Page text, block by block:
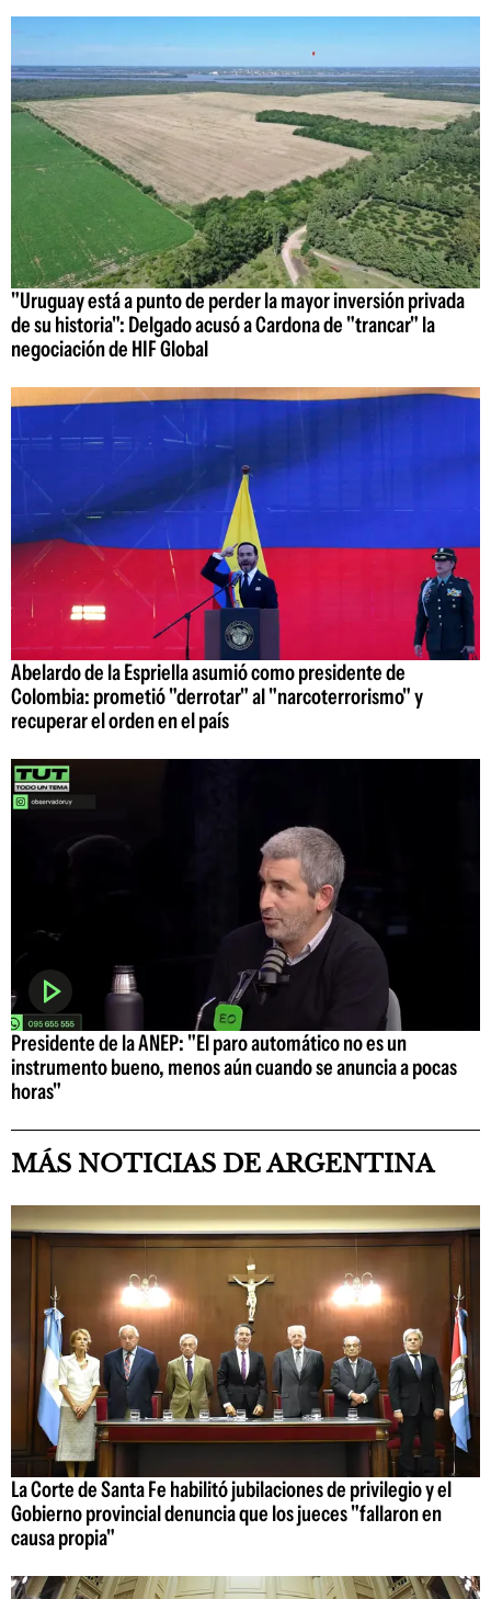
"Uruguay está a punto de perder la mayor inversión privada
de su historia": Delgado acusó a Cardona de "trancar" la
negociación de HIF Global
Abelardo de la Espriella asumió como presidente de
Colombia: prometió "derrotar" al "narcoterrorismo" y
recuperar el orden en el país
Presidente de la ANEP: "El paro automático no es un
instrumento bueno, menos aún cuando se anuncia a pocas
horas"
MÁS NOTICIAS DE ARGENTINA
La Corte de Santa Fe habilitó jubilaciones de privilegio y el
Gobierno provincial denuncia que los jueces "fallaron en
causa propia"